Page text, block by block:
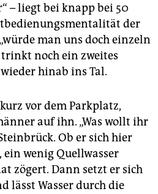
– liegt bei knapp bei 50
der
man uns doch einzeln
trinkt noch ein zweites
hinab ins Tal.
vor dem Parkplatz,
auf ihn. „Was wollt ihr
Ob er sich hier
wenig Quellwasser
zögert. Dann setzt er sich
lässt Wasser durch die